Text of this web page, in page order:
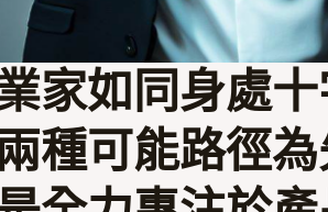
家如同身處
種可能路徑